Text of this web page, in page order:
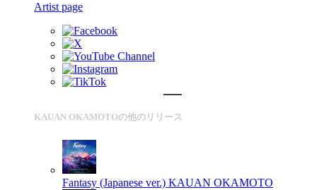
Artist page
KAUAN OKAMOTOの他のリリース
Fantasy (Japanese ver.) KAUAN OKAMOTO